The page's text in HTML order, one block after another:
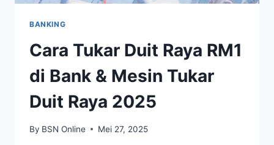
BANKING
Cara Tukar Duit Raya RM1
di Bank & Mesin Tukar
Duit Raya 2025
By BSN Online Mei 27, 2025